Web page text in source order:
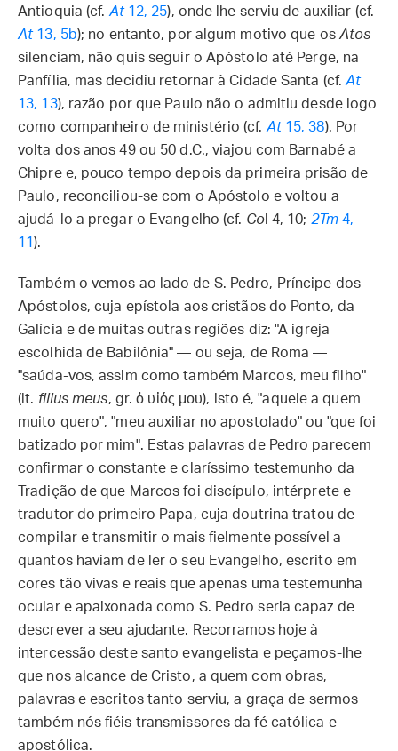
Antioquia (cf. At12, 25), onde lhe serviu de auxiliar (cf.
At13, 5b); no entanto, por algum motivo que os Atos
silenciam, não quis seguir o Apóstolo até Perge, na
Panfília, mas decidiu retornar à Cidade Santa (cf.At
13, 13), razão por que Paulo não o admitiu desde logo
como companheiro de ministério (cf. At15, 38). Por
volta dos anos 49 ou 50 d.C., viajou com Barnabé a
Chipre e, pouco tempo depois da primeira prisão de
Paulo, reconciliou-se com o Apóstolo e voltou a
ajudá-lo a pregar o Evangelho (cf. Col 4, 10; 2Tm4,
11).
Também o vemos ao lado de S. Pedro, Príncipe dos
Apóstolos, cuja epístola aos cristãos do Ponto, da
Galícia e de muitas outras regiões diz: "A igreja
escolhida de Babilônia" — ou seja, de Roma —
"saúda-vos, assim como também Marcos, meu filho"
(lt. filius meus, gr. ὁ υἱός μου), isto é, "aquele a quem
muito quero", "meu auxiliar no apostolado" ou "que foi
batizado por mim". Estas palavras de Pedro parecem
confirmar o constante e claríssimo testemunho da
Tradição de que Marcos foi discípulo, intérprete e
tradutor do primeiro Papa, cuja doutrina tratou de
compilar e transmitir o mais fielmente possível a
quantos haviam de ler o seu Evangelho, escrito em
cores tão vivas e reais que apenas uma testemunha
ocular e apaixonada como S. Pedro seria capaz de
descrever a seu ajudante. Recorramos hoje à
intercessão deste santo evangelista e peçamos-lhe
que nos alcance de Cristo, a quem com obras,
palavras e escritos tanto serviu, a graça de sermos
também nós fiéis transmissores da fé católica e
apostólica.